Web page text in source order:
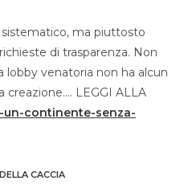
ma piuttosto
di trasparenza. Non
lobby venatoria non ha alcun
LEGGI ALLA
continente-senza-
CACCIA